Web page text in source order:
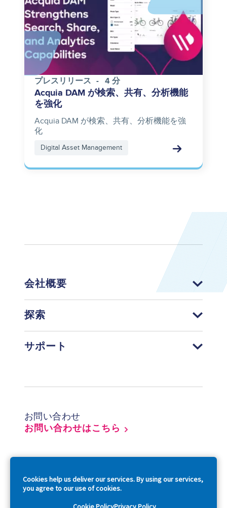
Cookies help us deliver our services. By using our services,
you agree to our use of cookies.
プレスリリース 4 分
Acquia DAM が検索、共有、分析機能
を強化
Acquia DAM が検索、共有、分析機能を強
化
Digital Asset Management
会社概要
探索
サポート
お問い合わせ
お問い合わせはこちら